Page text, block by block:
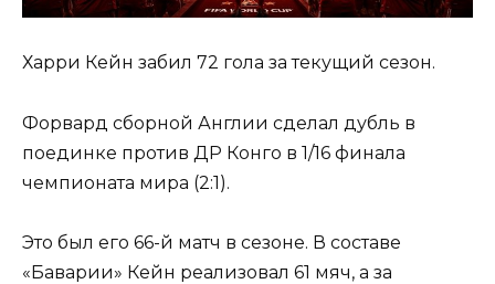
Харри Кейн забил 72 гола за текущий сезон.
Форвард сборной Англии сделал дубль в
поединке против ДР Конго в 1/16 финала
чемпионата мира (2:1).
Это был его 66-й матч в сезоне. В составе
«Баварии» Кейн реализовал 61 мяч, а за